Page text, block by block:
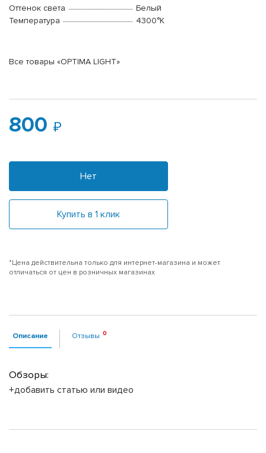
Оттенок света
Белый
Температура
4300°K
Все товары «OPTIMA LIGHT»
800
Нет
Купить в 1 клик
*Цена действительна только для интернет-магазина и может
отличаться от цен в розничных магазинах
Описание Отзывы
Обзоры:
+добавить статью или видео